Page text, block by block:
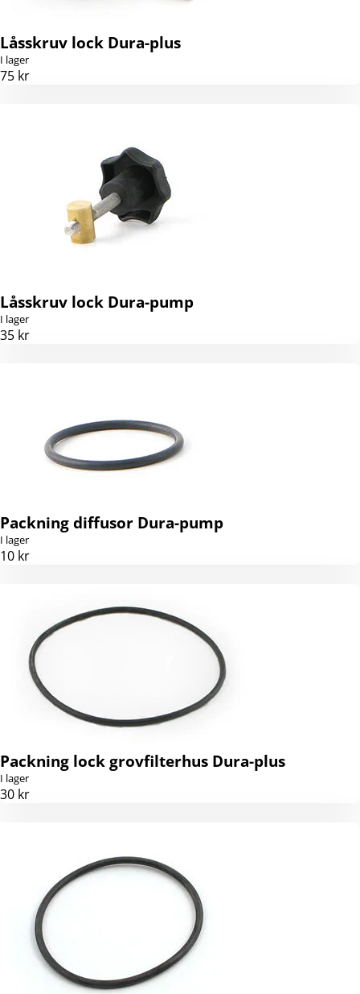
Låsskruv lock Dura-plus
I lager
75 kr
Låsskruv lock Dura-pump
I lager
35 kr
Packning diffusor Dura-pump
I lager
10 kr
Packning lock grovfilterhus Dura-plus
I lager
30 kr